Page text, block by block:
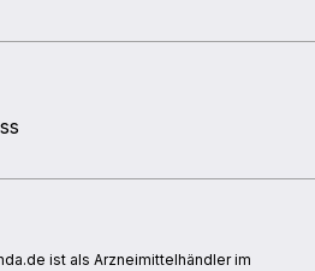
ist als Arzneimittelhändler im